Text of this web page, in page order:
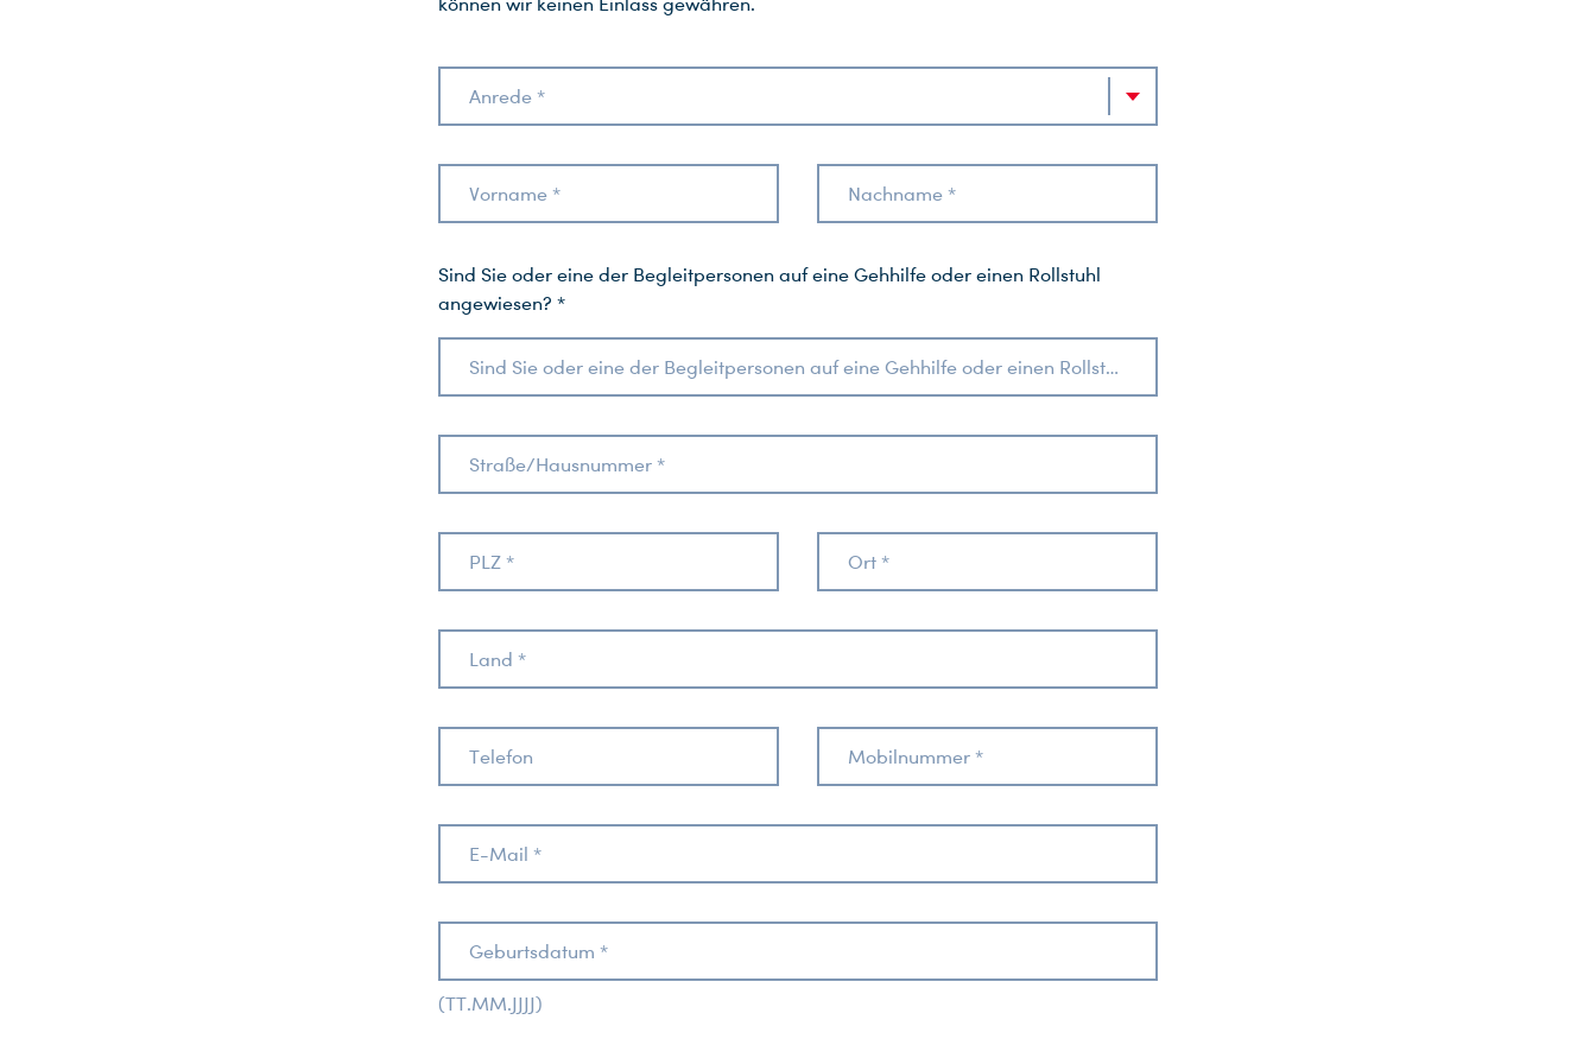
Anrede *
Vorname * Nachname *
Sind Sie oder eine der Begleitpersonen auf eine Gehhilfe oder einen Rollstuhl
angewiesen? *
Sind Sie oder eine der Begleitpersonen auf eine Gehhilfe oder einen Rollstuhl angewiesen?
Straße/Hausnummer *
PLZ * Ort *
Land *
Telefon Mobilnummer *
E-Mail *
Geburtsdatum *
(TT.MM.JJJJ)